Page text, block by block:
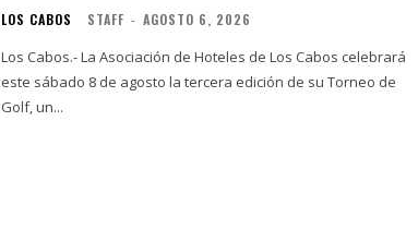
LOS CABOS STAFF - AGOSTO 6, 2026
Los Cabos.- La Asociación de Hoteles de Los Cabos celebrará
este sábado 8 de agosto la tercera edición de su Torneo de
Golf, un...